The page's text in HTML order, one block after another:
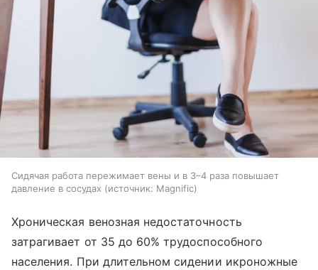
Сидячая работа пережимает вены и в 3–4 раза повышает
давление в сосудах
источник: Magnific
Хроническая венозная недостаточность
затрагивает от 35 до 60% трудоспособного
населения. При длительном сидении икроножные